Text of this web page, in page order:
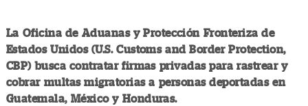
La Oficina de Aduanas y Protección Fronteriza de
Estados Unidos (U.S. Customs and Border Protection,
CBP) busca contratar firmas privadas para rastrear y
cobrar multas migratorias a personas deportadas en
Guatemala, México y Honduras.